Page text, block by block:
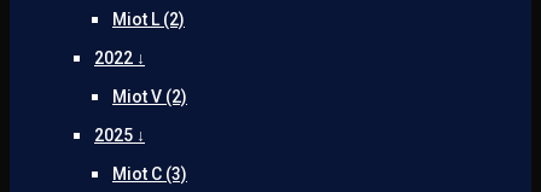
Miot L (2)
2022 ↓
Miot V (2)
2025 ↓
Miot C (3)